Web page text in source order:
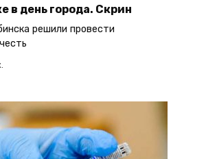
в день города. Скрин
решили провести